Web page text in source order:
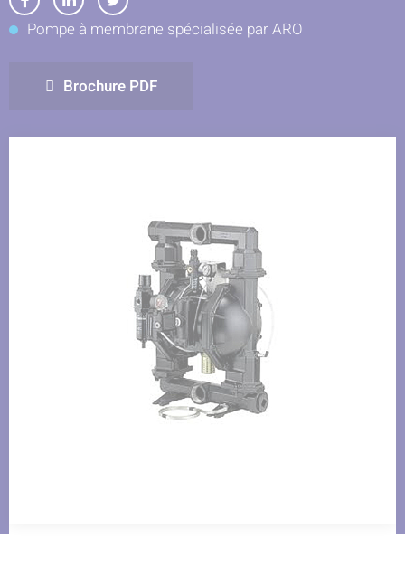
Partager
sur
Partager
sur
Partager
sur
Pompe à membrane spécialisée par ARO
Brochure PDF